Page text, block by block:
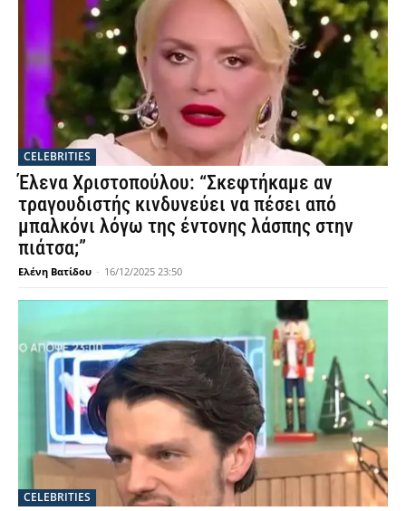
CELEBRITIES
Έλενα Χριστοπούλου: “Σκεφτήκαμε αν
τραγουδιστής κινδυνεύει να πέσει από
μπαλκόνι λόγω της έντονης λάσπης στην
πιάτσα;”
Ελένη Βατίδου - 16/12/2025 23:50
CELEBRITIES